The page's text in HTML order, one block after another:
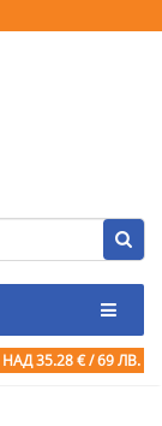
НАД 35.28 € / 69 ЛВ.